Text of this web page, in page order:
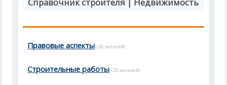
Правовые аспекты (26 записей)
Строительные работы (25 записей)